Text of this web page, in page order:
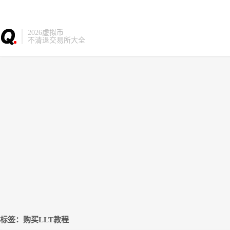
2026虚拟币
不清退交易所大全
标签：购买LLT教程